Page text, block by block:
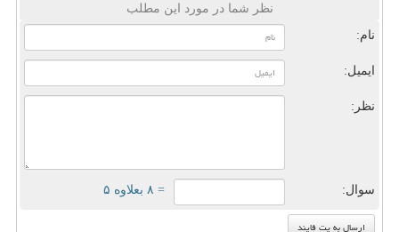
نظر شما در مورد این مطلب
نام:
ایمیل:
نظر:
سوال: = ۸ بعلاوه ۵